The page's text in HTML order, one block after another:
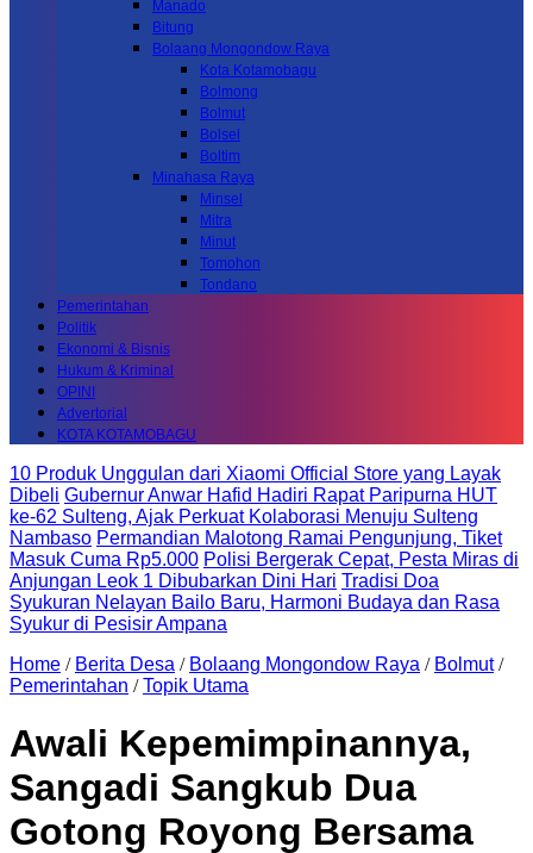
Manado
Bitung
Bolaang Mongondow Raya
Kota Kotamobagu
Bolmong
Bolmut
Bolsel
Boltim
Minahasa Raya
Minsel
Mitra
Minut
Tomohon
Tondano
Pemerintahan
Politik
Ekonomi & Bisnis
Hukum & Kriminal
OPINI
Advertorial
KOTA KOTAMOBAGU
10 Produk Unggulan dari Xiaomi Official Store yang Layak
Dibeli Gubernur Anwar Hafid Hadiri Rapat Paripurna HUT
ke-62 Sulteng, Ajak Perkuat Kolaborasi Menuju Sulteng
Nambaso Permandian Malotong Ramai Pengunjung, Tiket
Masuk Cuma Rp5.000 Polisi Bergerak Cepat, Pesta Miras di
Anjungan Leok 1 Dibubarkan Dini Hari Tradisi Doa
Syukuran Nelayan Bailo Baru, Harmoni Budaya dan Rasa
Syukur di Pesisir Ampana
Home / Berita Desa / Bolaang Mongondow Raya / Bolmut/
Pemerintahan /Topik Utama
Awali Kepemimpinannya,
Sangadi Sangkub Dua
Gotong Royong Bersama